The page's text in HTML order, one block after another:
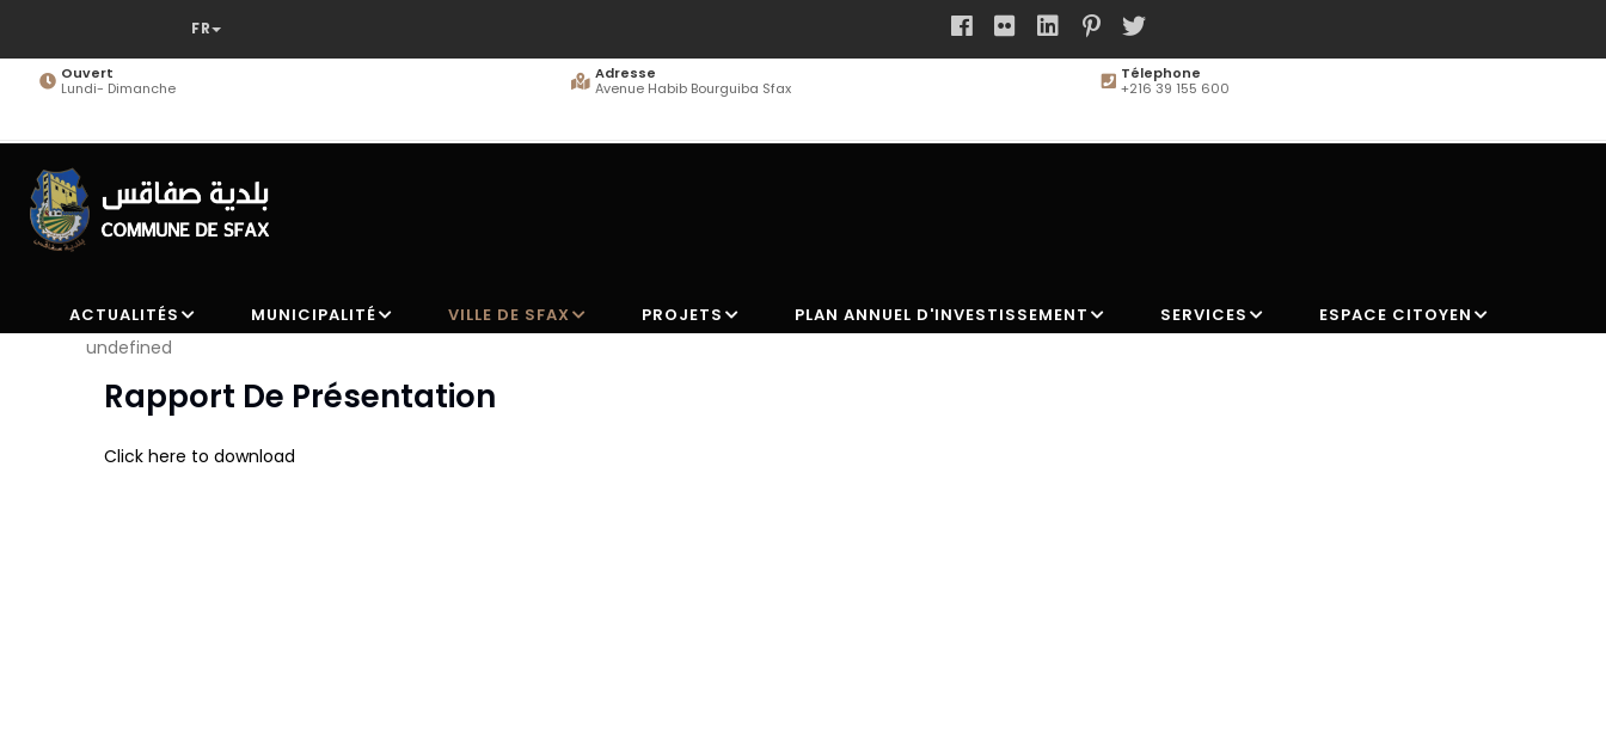
contenuOuvert
Lundi- Dimanche
Adresse
Avenue Habib Bourguiba Sfax
Télephone
+216 39 155 600
NAVIGATION
ACTUALITÉS MUNICIPALITÉ VILLE DE SFAX PROJETS PLAN ANNUEL D'INVESTISSEMENT SERVICES ESPACE CITOYEN
undefined
Rapport De Présentation
Click here to download